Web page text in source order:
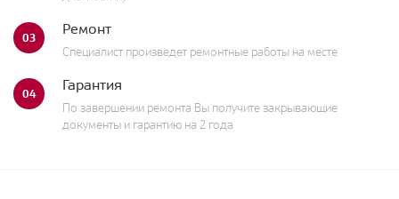
03 Ремонт
Специалист произведет ремонтные работы на месте
04 Гарантия
По завершении ремонта Вы получите закрывающие
документы и гарантию на 2 года